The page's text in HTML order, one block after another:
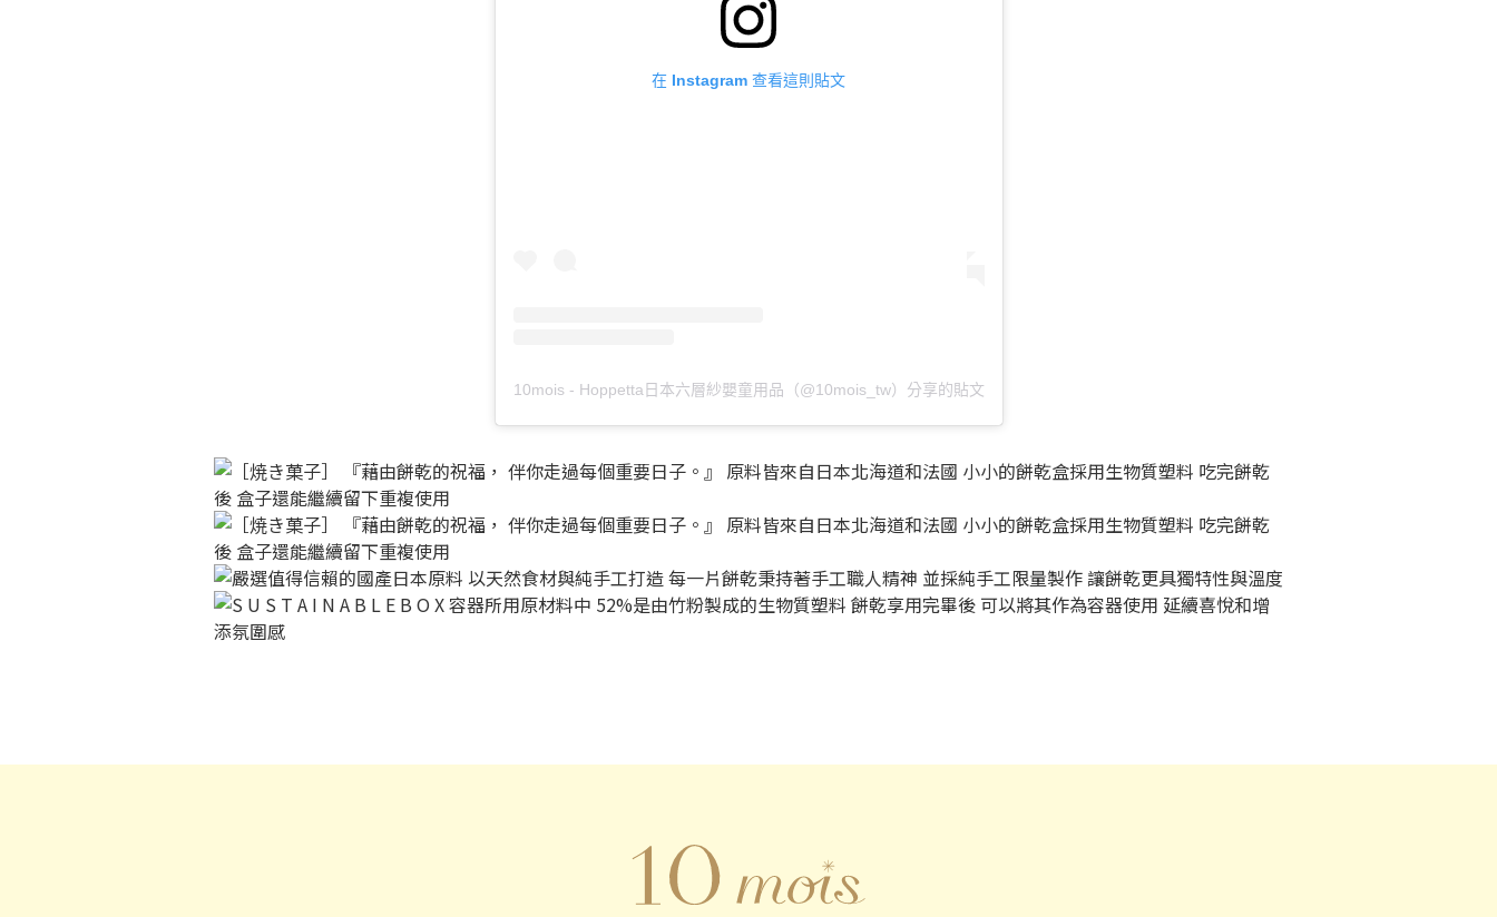
在 Instagram 查看這則貼文
10mois - Hoppetta日本六層紗嬰童用品（@10mois_tw）分享的貼文